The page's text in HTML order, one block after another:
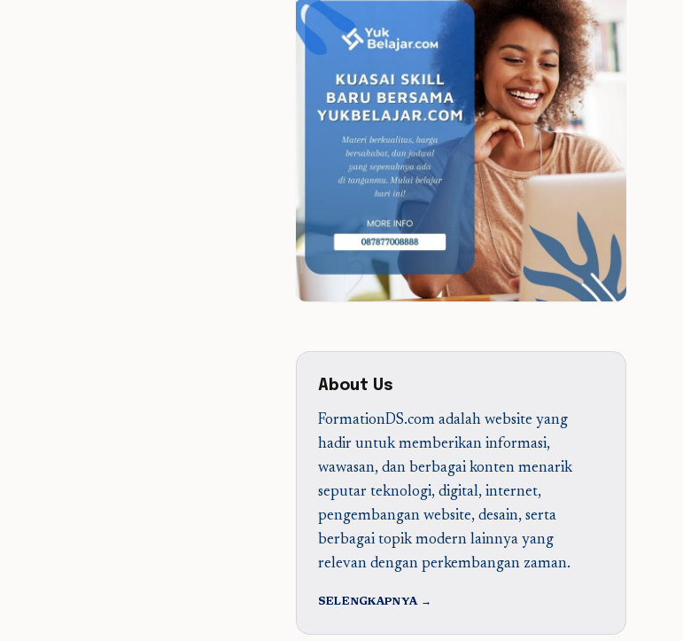
About Us
FormationDS.com adalah website yang
hadir untuk memberikan informasi,
wawasan, dan berbagai konten menarik
seputar teknologi, digital, internet,
pengembangan website, desain, serta
berbagai topik modern lainnya yang
relevan dengan perkembangan zaman.
SELENGKAPNYA →